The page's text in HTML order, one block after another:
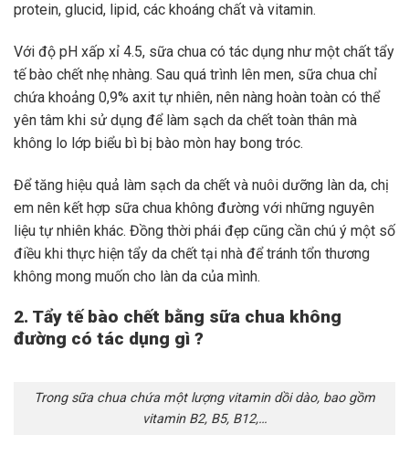
protein, glucid, lipid, các khoáng chất và vitamin.
Với độ pH xấp xỉ 4.5, sữa chua có tác dụng như một chất tẩy
tế bào chết nhẹ nhàng. Sau quá trình lên men, sữa chua chỉ
chứa khoảng 0,9% axit tự nhiên, nên nàng hoàn toàn có thể
yên tâm khi sử dụng để làm sạch da chết toàn thân mà
không lo lớp biểu bì bị bào mòn hay bong tróc.
Để tăng hiệu quả làm sạch da chết và nuôi dưỡng làn da, chị
em nên kết hợp sữa chua không đường với những nguyên
liệu tự nhiên khác. Đồng thời phái đẹp cũng cần chú ý một số
điều khi thực hiện tẩy da chết tại nhà để tránh tổn thương
không mong muốn cho làn da của mình.
2. Tẩy tế bào chết bằng sữa chua không
đường có tác dụng gì ?
Trong sữa chua chứa một lượng vitamin dồi dào, bao gồm
vitamin B2, B5, B12,…